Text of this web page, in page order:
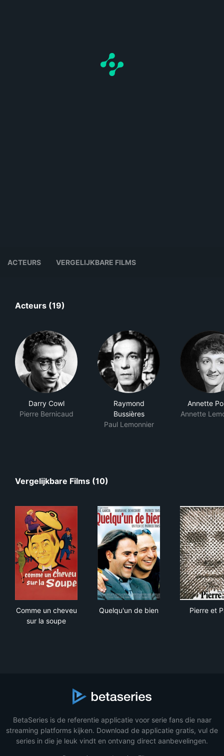
ACTEURS VERGELIJKBARE FILMS
Acteurs (19)
Darry Cowl
Pierre Bernicaud
Raymond
Bussières
Paul Lemonnier
Annette
Annette
Vergelijkbare Films (10)
Comme un cheveu
sur la soupe
Quelqu'un de bien Pierre et
BetaSeries is de referentie applicatie voor serie fans die naar
streaming platforms kijken. Download de applicatie gratis, vul de
series in die je leuk vindt en ontvang direct aanbevelingen.